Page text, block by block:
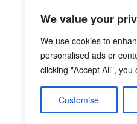
We value your
We use cookies to
personalised ads or
clicking "Accept All",
Customise
Conversemos
Políticas “Pagos sin
Condiciones
Términos y
Políticas de privacidad
Política de cookies